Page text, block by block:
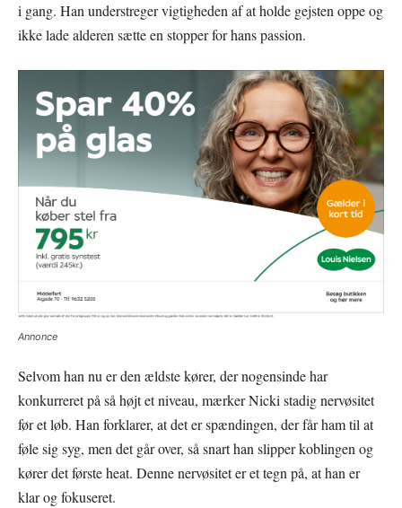
i gang. Han understreger vigtigheden af at holde gejsten oppe og
ikke lade alderen sætte en stopper for hans passion.
Annonce
Selvom han nu er den ældste kører, der nogensinde har
konkurreret på så højt et niveau, mærker Nicki stadig nervøsitet
før et løb. Han forklarer, at det er spændingen, der får ham til at
føle sig syg, men det går over, så snart han slipper koblingen og
kører det første heat. Denne nervøsitet er et tegn på, at han er
klar og fokuseret.